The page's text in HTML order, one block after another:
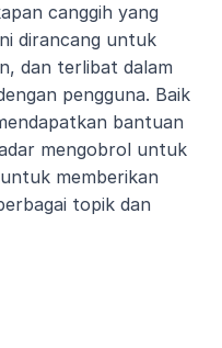
canggih yang
dirancang untuk
dan terlibat dalam
pengguna. Baik
bantuan
mengobrol untuk
memberikan
topik dan